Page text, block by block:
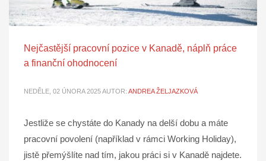
Nejčastější pracovní pozice v Kanadě, náplň práce
a finanční ohodnocení
NEDĚLE, 02 ÚNORA 2025AUTOR: ANDREA ŽELJAZKOVÁ
Jestliže se chystáte do Kanady na delší dobu a máte
pracovní povolení (například v rámci Working Holiday),
jistě přemýšlíte nad tím, jakou práci si v Kanadě najdete.